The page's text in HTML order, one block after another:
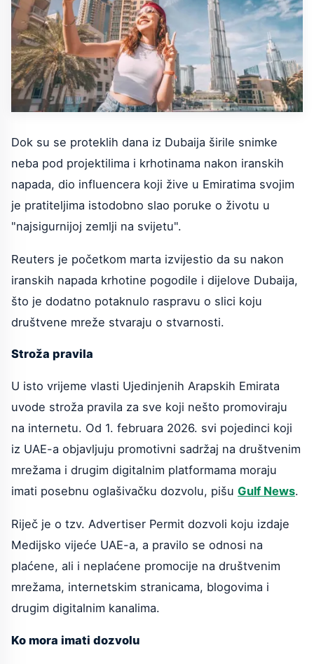
Dok su se proteklih dana iz Dubaija širile snimke
neba pod projektilima i krhotinama nakon iranskih
napada, dio influencera koji žive u Emiratima svojim
je pratiteljima istodobno slao poruke o životu u
"najsigurnijoj zemlji na svijetu".
Reuters je početkom marta izvijestio da su nakon
iranskih napada krhotine pogodile i dijelove Dubaija,
što je dodatno potaknulo raspravu o slici koju
društvene mreže stvaraju o stvarnosti.
Stroža pravila
U isto vrijeme vlasti Ujedinjenih Arapskih Emirata
uvode stroža pravila za sve koji nešto promoviraju
na internetu. Od 1. februara 2026. svi pojedinci koji
iz UAE-a objavljuju promotivni sadržaj na društvenim
mrežama i drugim digitalnim platformama moraju
imati posebnu oglašivačku dozvolu, pišu Gulf News.
Riječ je o tzv. Advertiser Permit dozvoli koju izdaje
Medijsko vijeće UAE-a, a pravilo se odnosi na
plaćene, ali i neplaćene promocije na društvenim
mrežama, internetskim stranicama, blogovima i
drugim digitalnim kanalima.
Ko mora imati dozvolu